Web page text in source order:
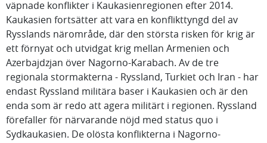
väpnade konflikter i Kaukasienregionen efter 2014.
Kaukasien fortsätter att vara en konflikttyngd del av
Rysslands närområde, där den största risken för krig är
ett förnyat och utvidgat krig mellan Armenien och
Azerbajdzjan över Nagorno-Karabach. Av de tre
regionala stormakterna - Ryssland, Turkiet och Iran - har
endast Ryssland militära baser i Kaukasien och är den
enda som är redo att agera militärt i regionen. Ryssland
förefaller för närvarande nöjd med status quo i
Sydkaukasien. De olösta konflikterna i Nagorno-